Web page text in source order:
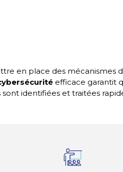
en place des mécanismes
efficace garantit
identifiées et traitées